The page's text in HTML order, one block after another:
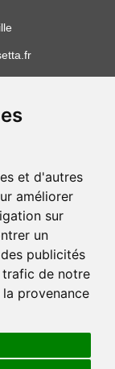
et d'autres
améliorer
sur
un
publicités
trafic de notre
provenance
Cookies